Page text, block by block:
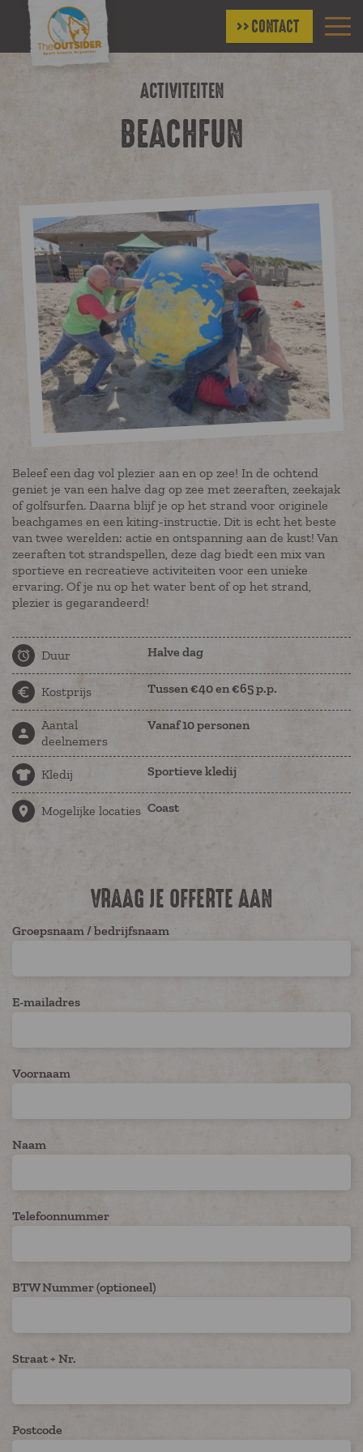
CONTACT
ACTIVITEITEN
BEACHFUN
Beleef een dag vol plezier aan en op zee! In de ochtend
geniet je van een halve dag op zee met zeeraften, zeekajak
of golfsurfen. Daarna blijf je op het strand voor originele
beachgames en een kiting-instructie. Dit is echt het beste
van twee werelden: actie en ontspanning aan de kust! Van
zeeraften tot strandspellen, deze dag biedt een mix van
sportieve en recreatieve activiteiten voor een unieke
ervaring. Of je nu op het water bent of op het strand,
plezier is gegarandeerd!
Duur Halve dag
Kostprijs Tussen €40 en €65 p.p.
Aantal
deelnemers
Vanaf 10 personen
Kledij Sportieve kledij
Mogelijke locaties Coast
VRAAG JE OFFERTE AAN
Groepsnaam / bedrijfsnaam
E-mailadres
Voornaam
Naam
Telefoonnummer
BTW Nummer (optioneel)
Straat + Nr.
Postcode